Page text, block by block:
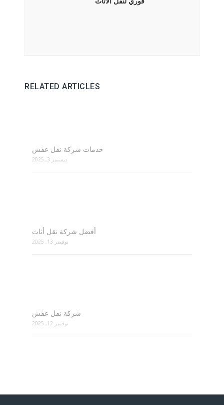
RELATED ARTICLES
خدمات شركة نقل عفش
ديسمبر 3, 2025
أفضل شركة نقل أثاث
نوفمبر 13, 2025
شركة نقل عفش
نوفمبر 12, 2025